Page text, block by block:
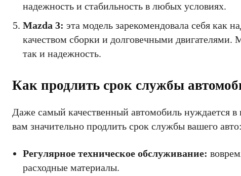
надежность и стабильность в любых условиях.
Mazda 3: эта модель зарекомендовала себя как
качеством сборки и долговечными
так и надежность.
Как продлить срок службы
Даже самый качественный автомобиль нуждается
вам значительно продлить срок службы вашего авто:
Регулярное техническое обслуживание:
расходные материалы.